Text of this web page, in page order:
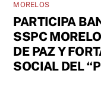
MORELOS
PARTICIPA
SSPC
DE PAZ Y
SOCIAL DEL